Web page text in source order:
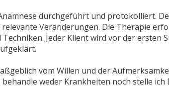
durchgeführt und protokolliert.
Veränderungen. Die Therapie
Jeder Klient wird vor der ersten
vom Willen und der
weder Krankheiten noch stelle ich